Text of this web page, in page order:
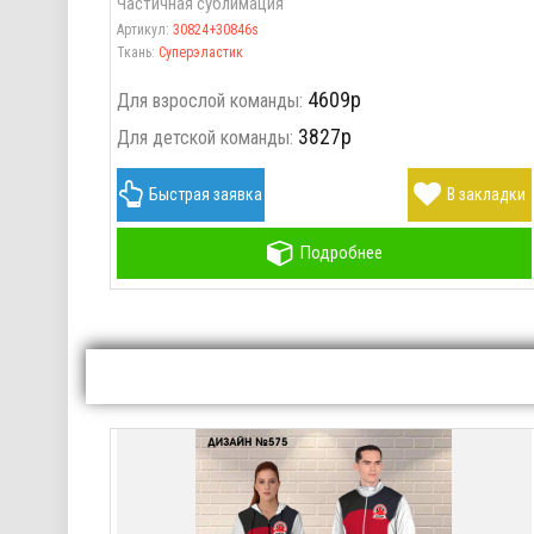
Артикул: 30824+30846s
Ткань: Суперэластик
Для взрослой команды: 4609р
Для детской команды: 3827р
Быстрая заявка В закладки
Подробнее